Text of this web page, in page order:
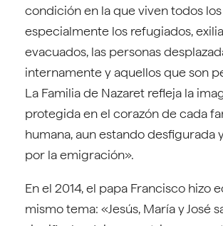
condición en la que viven todos
especialmente los refugiados,
evacuados, las personas
internamente y aquellos que son
La Familia de Nazaret refleja la
protegida en el corazón de cada
humana, aun estando desfigurada
por la emigración».
En el 2014, el papa Francisco hizo
mismo tema: «Jesús, María y José